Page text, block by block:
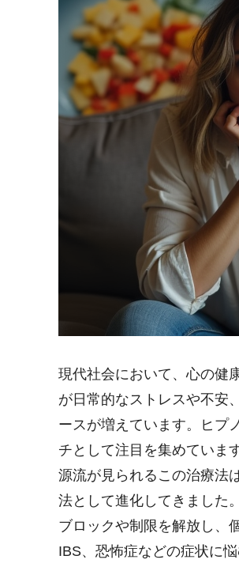
現代社会において、心の健
が日常的なストレスや不安
ースが増えています。ヒプ
チとして注目を集めていま
源流が見られるこの治療法
法として進化してきました
ブロックや制限を解放し、
IBS、恐怖症などの症状に